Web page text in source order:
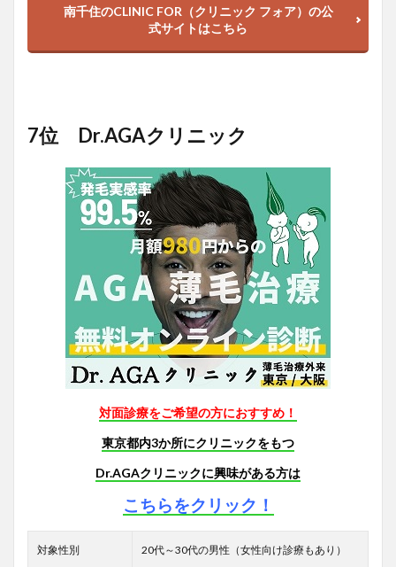
南千住のCLINIC FOR（クリニック フォア）の公
式サイトはこちら
7位 Dr.AGAクリニック
対面診療をご希望の方におすすめ！
東京都内3か所にクリニックをもつ
Dr.AGAクリニックに興味がある方は
こちらをクリック！
対象性別 20代～30代の男性（女性向け診療もあり）